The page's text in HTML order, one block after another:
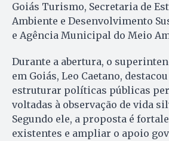
Goiás Turismo, Secretaria de
Ambiente e Desenvolvimento
e Agência Municipal do Meio
Durante a abertura, o
em Goiás, Leo Caetano,
estruturar políticas públicas
voltadas à observação de vida
Segundo ele, a proposta é
existentes e ampliar o apoio